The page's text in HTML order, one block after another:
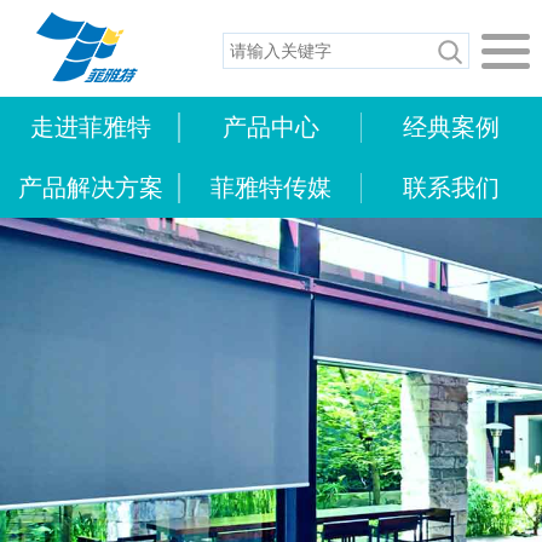
走进菲雅特 产品中心 经典案例
产品解决方案 菲雅特传媒 联系我们